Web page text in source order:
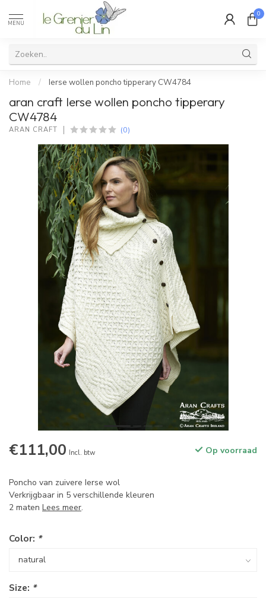
MENU
0
Home / Ierse wollen poncho tipperary CW4784
aran craft Ierse wollen poncho tipperary
CW4784
ARAN CRAFT (0)
€111,00 Incl. btw Op voorraad
Poncho van zuivere Ierse wol
Verkrijgbaar in 5 verschillende kleuren
2 maten Lees meer.
Color: *
Size: *